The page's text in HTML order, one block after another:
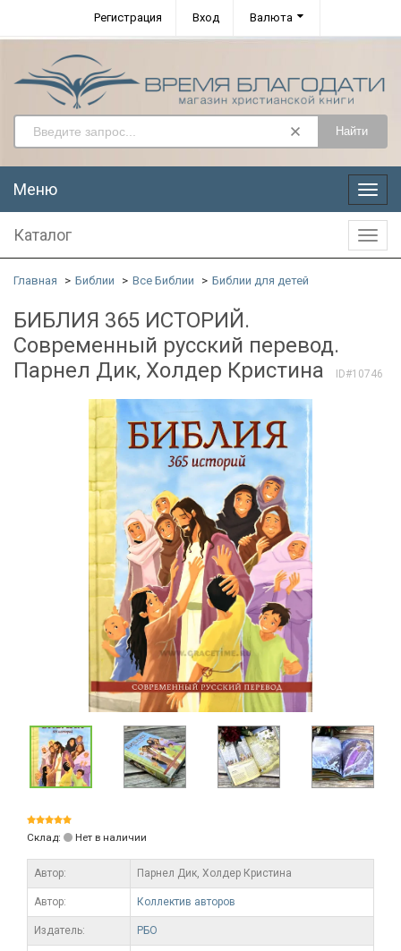
Регистрация Вход Валюта
Найти
Меню
Меню
Каталог
Главная Библии Все Библии Библии для детей
БИБЛИЯ 365 ИСТОРИЙ.
Современный русский перевод.
Парнел Дик, Холдер Кристина
ID#10746
Склад: Нет в наличии
Автор: Парнел Дик, Холдер Кристина
Автор: Коллектив авторов
Издатель: РБО